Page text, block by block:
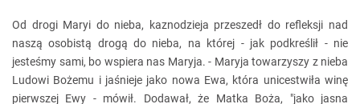
Od drogi Maryi do nieba, kaznodzieja przeszedł do refleksji nad
naszą osobistą drogą do nieba, na której - jak podkreślił - nie
jesteśmy sami, bo wspiera nas Maryja. - Maryja towarzyszy z nieba
Ludowi Bożemu i jaśnieje jako nowa Ewa, która unicestwiła winę
pierwszej Ewy - mówił. Dodawał, że Matka Boża, "jako jasna